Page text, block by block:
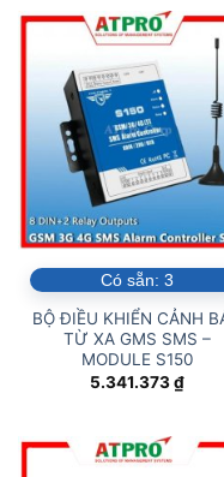
Có sẵn: 3
BỘ ĐIỀU KHIỂN CẢNH
TỪ XA GMS SMS –
MODULE S150
5.341.373₫